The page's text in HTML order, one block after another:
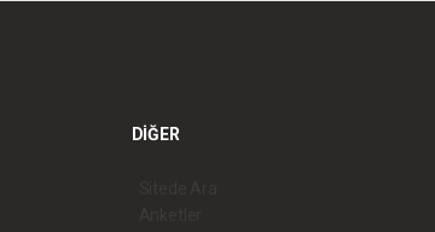
DİĞER